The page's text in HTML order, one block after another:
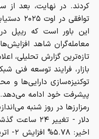
کردند. در نهایت، بعد
توافقی
این باور است که ریپل
معامله‌گران شاهد
تازه‌ترین گزارش تحلیلی،
بازار، فرایند توسعه فنی
توکنیزه‌سازی دارایی‌ها و
پیشرفت خود ادامه